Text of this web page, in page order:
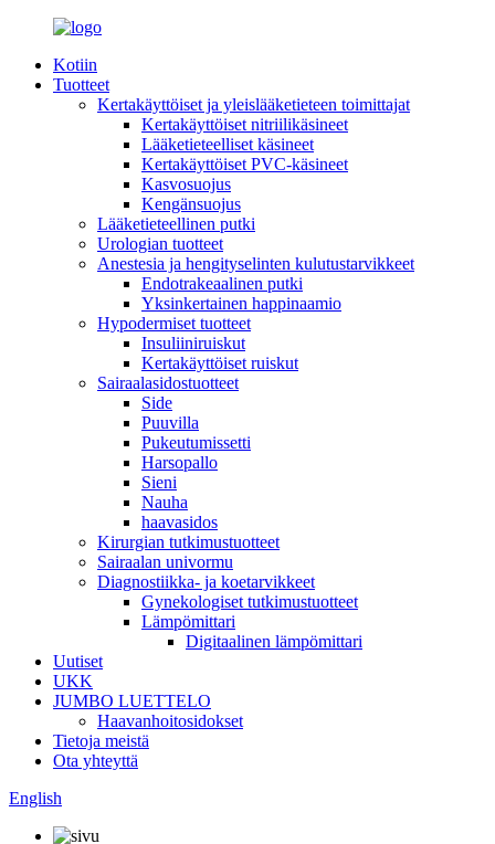
Kotiin
Tuotteet
Kertakäyttöiset ja yleislääketieteen toimittajat
Kertakäyttöiset nitriilikäsineet
Lääketieteelliset käsineet
Kertakäyttöiset PVC-käsineet
Kasvosuojus
Kengänsuojus
Lääketieteellinen putki
Urologian tuotteet
Anestesia ja hengityselinten kulutustarvikkeet
Endotrakeaalinen putki
Yksinkertainen happinaamio
Hypodermiset tuotteet
Insuliiniruiskut
Kertakäyttöiset ruiskut
Sairaalasidostuotteet
Side
Puuvilla
Pukeutumissetti
Harsopallo
Sieni
Nauha
haavasidos
Kirurgian tutkimustuotteet
Sairaalan univormu
Diagnostiikka- ja koetarvikkeet
Gynekologiset tutkimustuotteet
Lämpömittari
Digitaalinen lämpömittari
Uutiset
UKK
JUMBO LUETTELO
Haavanhoitosidokset
Tietoja meistä
Ota yhteyttä
English